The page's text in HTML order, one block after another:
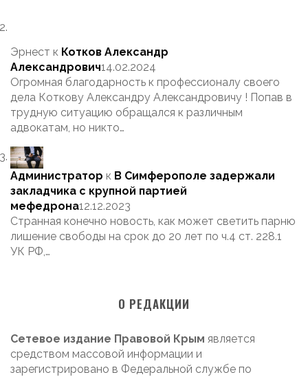
Эрнест к Котков Александр
Александрович14.02.2024
Огромная благодарность к профессионалу своего
дела Коткову Александру Александровичу ! Попав в
трудную ситуацию обращался к различным
адвокатам, но никто…
Администратор к В Симферополе задержали
закладчика с крупной партией
мефедрона12.12.2023
Странная конечно новость, как может светить парню
лишение свободы на срок до 20 лет по ч.4 ст. 228.1
УК РФ,…
О РЕДАКЦИИ
Сетевое издание Правовой Крым является
средством массовой информации и
зарегистрировано в Федеральной службе по